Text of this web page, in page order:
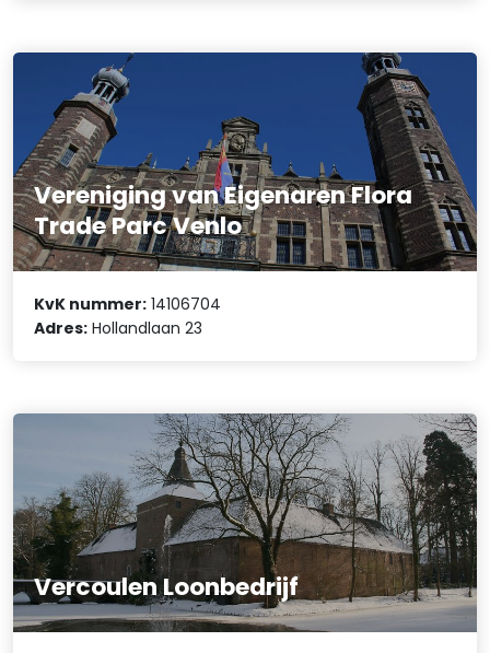
Vereniging van Eigenaren Flora
Trade Parc Venlo
KvK nummer: 14106704
Adres: Hollandlaan 23
Vercoulen Loonbedrijf